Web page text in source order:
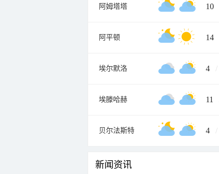
阿姆塔塔 10
阿平顿 14
埃尔默洛 4 /
埃滕哈赫 11
贝尔法斯特 4 /
新闻资讯